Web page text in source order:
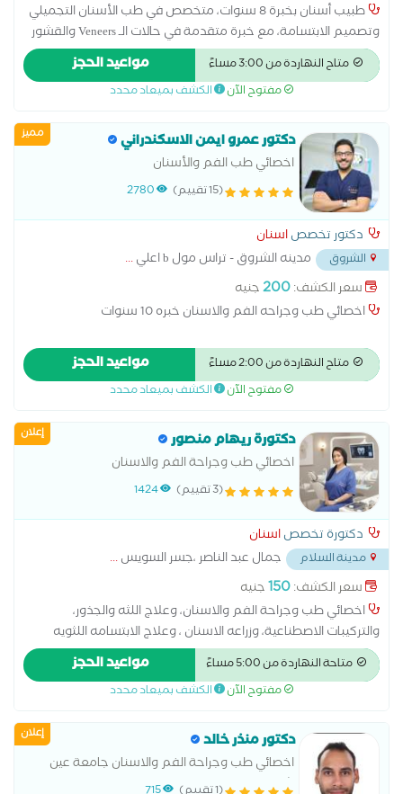
طبيب أسنان بخبرة 8 سنوات، متخصص في طب الأسنان التجميلي
وتصميم الابتسامة، مع خبرة متقدمة في حالات الـ Veneers والقشور
الخزفية. أركز على تصميم ابتسامة طبيعية ومتناغمة تتناسب مع
ملامح الوجه وشكل الشفاه ونسب الأسنان واللثة، مع الاهتمام
بأدق التفاصيل في الشكل واللون والشفافية. أؤمن بأن الابتسامة
بين الجمال، الوظيفة، والطبيعية مع الحفاظ قدر الإمكان على بنية
الأسنان.
متاح النهاردة من 3:00 مساءً مواعيد الحجز
مفتوح الآن الكشف بميعاد محدد
مميز دكتور عمرو ايمن الاسكندراني
اخصائي طب الفم والأسنان
(15 تقييم) 2780
دكتور تخصصاسنان
الشروق مدينه الشروق - تراس مول b اعلي
...
سعر الكشف:200جنيه
اخصائي طب وجراحه الفم والاسنان خبره 10 سنوات
متاح النهاردة من 2:00 مساءً مواعيد الحجز
مفتوح الآن الكشف بميعاد محدد
إعلان دكتورة ريهام منصور
اخصائي طب وجراحة الفم والاسنان
(3 تقييم) 1424
دكتورة تخصصاسنان
مدينة السلام جمال عبد الناصر ،جسر السويس...
سعر الكشف:150جنيه
اخصائي طب وجراحة الفم والاسنان، وعلاج اللثه والجذور،
والتركيبات الاصطناعية، وزراعه الاسنان ، وعلاج الابتسامه اللثويه
بكالوريوس طب الفم والاسنان جامعه الازهر خبره 15 عام ماجيستير
زراعه الاسنان دبلومه Botox and fillers injections
متاحة النهاردة من 5:00 مساءً مواعيد الحجز
مفتوح الآن الكشف بميعاد محدد
إعلان دكتور منذر خالد
اخصائي طب وجراحة الفم والاسنان جامعة عين
شمس